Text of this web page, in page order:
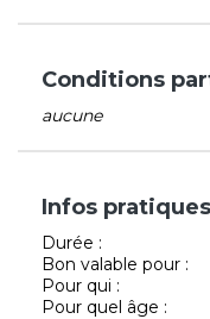
Conditions
aucune
Infos pratiques
Durée :
Bon valable pour :
Pour qui :
Pour quel âge :